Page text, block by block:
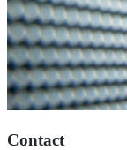
Contact